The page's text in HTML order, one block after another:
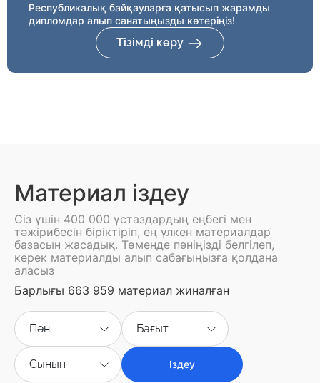
Республикалық байқауларға қатысып жарамды
дипломдар алып санатыңызды көтеріңіз!
Тізімді көру
Материал іздеу
Сіз үшін 400 000 ұстаздардың еңбегі мен
тәжірибесін біріктіріп, ең үлкен материалдар
базасын жасадық. Төменде пәніңізді белгілеп,
керек материалды алып сабағыңызға қолдана
аласыз
Барлығы 663 959 материал жиналған
Пән Бағыт
Сынып Іздеу